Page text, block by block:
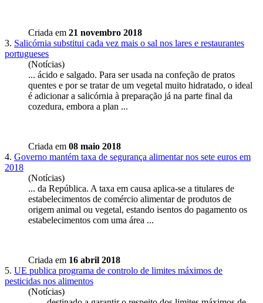
Criada em 21 novembro 2018
3. Salicórnia substitui cada vez mais o sal nos lares e restaurantes
portugueses
(Notícias)
... ácido e salgado. Para ser usada na confeção de pratos
quentes e por se tratar de um vegetal muito hidratado, o ideal
é adicionar a salicórnia à preparação já na parte final da
cozedura, embora a plan ...
Criada em 08 maio 2018
4. Governo mantém taxa de segurança alimentar nos sete euros em
2018
(Notícias)
... da República. A taxa em causa aplica-se a titulares de
estabelecimentos de comércio alimentar de produtos de
origem animal ou vegetal, estando isentos do pagamento os
estabelecimentos com uma área ...
Criada em 16 abril 2018
5. UE publica programa de controlo de limites máximos de
pesticidas nos alimentos
(Notícias)